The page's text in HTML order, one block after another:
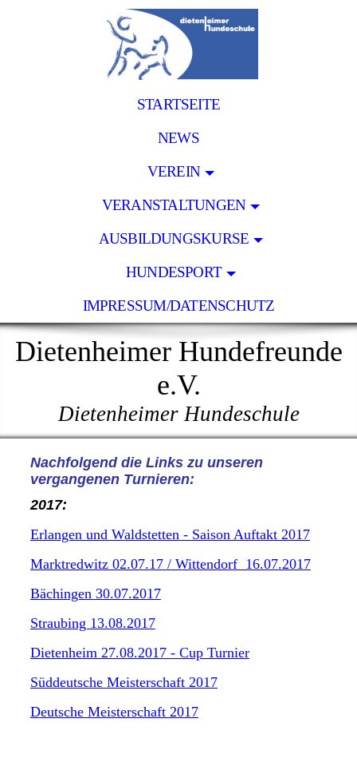
STARTSEITE
NEWS
VEREIN
VERANSTALTUNGEN
AUSBILDUNGSKURSE
HUNDESPORT
IMPRESSUM/DATENSCHUTZ
Dietenheimer Hundefreunde
e.V.
Dietenheimer Hundeschule
Nachfolgend die Links zu unseren
vergangenen Turnieren:
2017:
Erlangen und Waldstetten - Saison Auftakt 2017
Marktredwitz 02.07.17 / Wittendorf 16.07.2017
Bächingen 30.07.2017
Straubing 13.08.2017
Dietenheim 27.08.2017 - Cup Turnier
Süddeutsche Meisterschaft 2017
Deutsche Meisterschaft 2017